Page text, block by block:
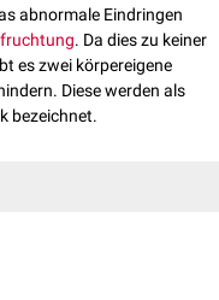
abnormale Eindringen
. Da dies zu keiner
es zwei körpereigene
Diese werden als
bezeichnet.